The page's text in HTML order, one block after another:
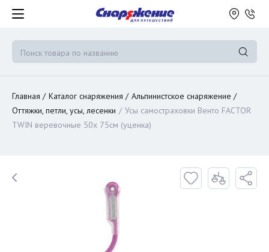
Главная Каталог снаряжения
Альпинистское снаряжение
Оттяжки, петли, усы, лесенки
Усы самостраховки Венто FACTOR
TWIN веревочные 50х 75см (уценка)